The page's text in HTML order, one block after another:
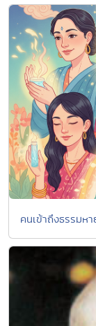
คนเข้าถึงธรรมห